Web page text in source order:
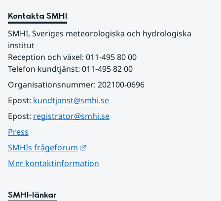
Kontakta SMHI
SMHI, Sveriges meteorologiska och hydrologiska
institut
Reception och växel: 011-495 80 00
Telefon kundtjänst: 011-495 82 00
Organisationsnummer: 202100-0696
Epost: kundtjanst@smhi.se
Epost: registrator@smhi.se
Press
SMHIs frågeforum
Mer kontaktinformation
SMHI-länkar